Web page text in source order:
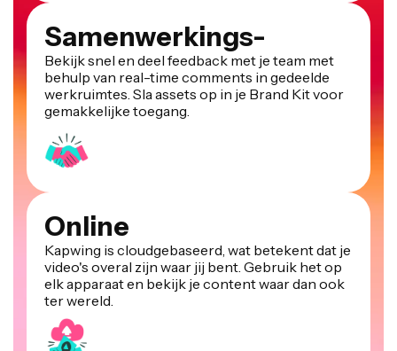
Samenwerkings-
Bekijk snel en deel feedback met je team met
behulp van real-time comments in gedeelde
werkruimtes. Sla assets op in je Brand Kit voor
gemakkelijke toegang.
Online
Kapwing is cloudgebaseerd, wat betekent dat je
video's overal zijn waar jij bent. Gebruik het op
elk apparaat en bekijk je content waar dan ook
ter wereld.